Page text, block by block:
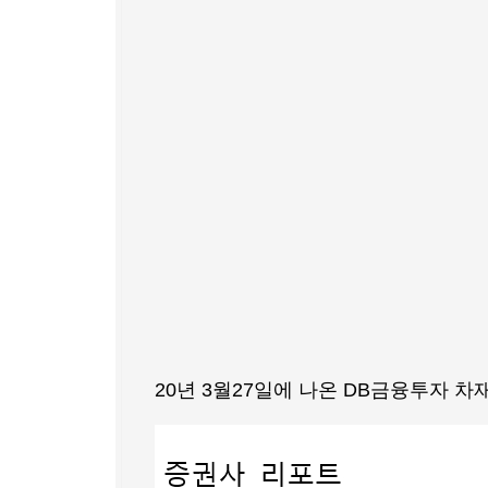
20년 3월27일에 나온 DB금융투자 차